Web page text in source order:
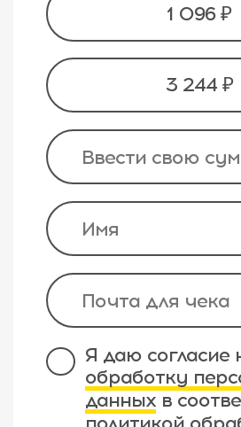
1 096 ₽
3 244 ₽
Я даю согласие
обработку
данныхв